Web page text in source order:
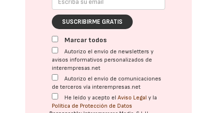
SUSCRIBIRME GRATIS
Marcar todos
Autorizo el envío de newsletters y
avisos informativos personalizados de
interempresas.net
Autorizo el envío de comunicaciones
de terceros vía interempresas.net
He leído y acepto elAviso Legal y la
Política de Protección de Datos